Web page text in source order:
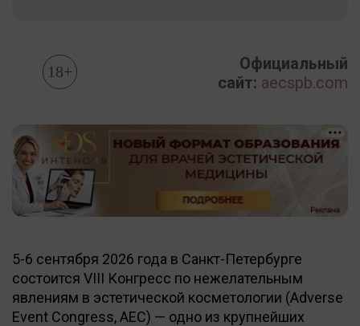
18+
Официальный
сайт: aecspb.com
5-6 сентября 2026 года в Санкт-Петербурге
состоится VIII Конгресс по нежелательным
явлениям в эстетической косметологии (Adverse
Event Congress, AEC) — одно из крупнейших